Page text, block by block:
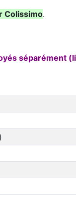
Colissimo.
séparément